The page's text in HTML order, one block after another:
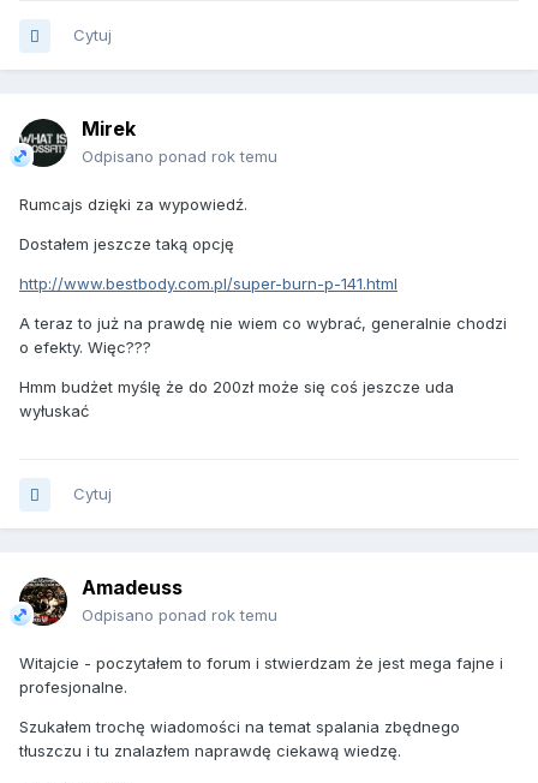
Cytuj
Mirek
Odpisano ponad rok temu
Rumcajs dzięki za wypowiedź.
Dostałem jeszcze taką opcję
http://www.bestbody.com.pl/super-burn-p-141.html
A teraz to już na prawdę nie wiem co wybrać, generalnie chodzi
o efekty. Więc???
Hmm budżet myślę że do 200zł może się coś jeszcze uda
wyłuskać
Cytuj
Amadeuss
Odpisano ponad rok temu
Witajcie - poczytałem to forum i stwierdzam że jest mega fajne i
profesjonalne.
Szukałem trochę wiadomości na temat spalania zbędnego
tłuszczu i tu znalazłem naprawdę ciekawą wiedzę.